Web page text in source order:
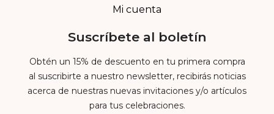
Mi cuenta
Suscríbete al boletín
Obtén un 15% de descuento en tu primera compra
al suscribirte a nuestro newsletter, recibirás noticias
acerca de nuestras nuevas invitaciones y/o artículos
para tus celebraciones.